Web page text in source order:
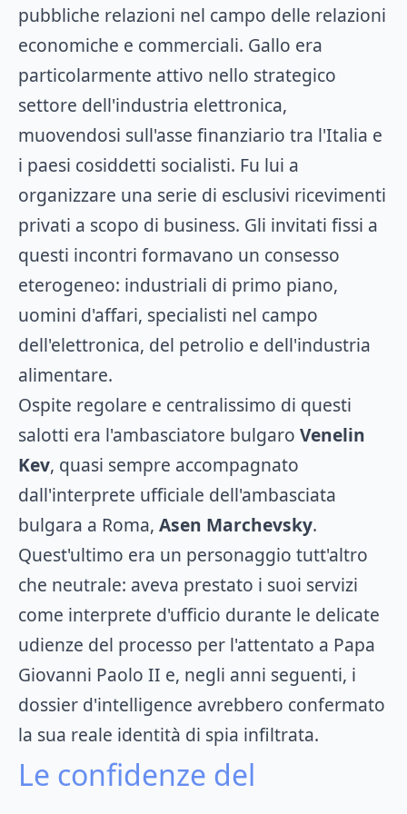
pubbliche relazioni nel campo delle relazioni
economiche e commerciali. Gallo era
particolarmente attivo nello strategico
settore dell'industria elettronica,
muovendosi sull'asse finanziario tra l'Italia e
i paesi cosiddetti socialisti. Fu lui a
organizzare una serie di esclusivi ricevimenti
privati a scopo di business. Gli invitati fissi a
questi incontri formavano un consesso
eterogeneo: industriali di primo piano,
uomini d'affari, specialisti nel campo
dell'elettronica, del petrolio e dell'industria
alimentare.
Ospite regolare e centralissimo di questi
salotti era l'ambasciatore bulgaro Venelin
Kev, quasi sempre accompagnato
dall'interprete ufficiale dell'ambasciata
bulgara a Roma, Asen Marchevsky.
Quest'ultimo era un personaggio tutt'altro
che neutrale: aveva prestato i suoi servizi
come interprete d'ufficio durante le delicate
udienze del processo per l'attentato a Papa
Giovanni Paolo II e, negli anni seguenti, i
dossier d'intelligence avrebbero confermato
la sua reale identità di spia infiltrata.
Le confidenze del